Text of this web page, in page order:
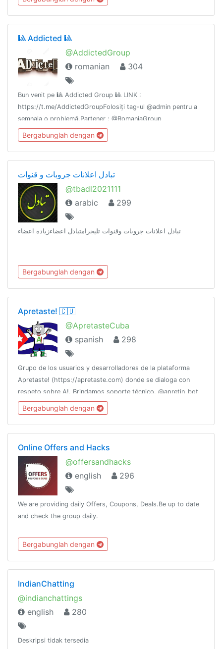
🎱 Addicted 🎱
@AddictedGroup
romanian
304
Bun venit pe 🎱 Addicted Group 🎱 LINK :
https://t.me/AddictedGroupFolosiți tag-ul @admin pentru a
semnala o problemă.Partener : @RomaniaGroup
Bergabunglah dengan
تبادل اعلانات جروبات و قنوات
@tbadl2021111
arabic
299
تبادل اعلانات جروبات وقنوات تليجرامتبادل اعضاءزياده اعضاء
Bergabunglah dengan
Apretaste! 🇨🇺
@ApretasteCuba
spanish
298
Grupo de los usuarios y desarrolladores de la plataforma
Apretaste! (https://apretaste.com) donde se dialoga con
respeto sobre A!. Brindamos soporte técnico. @apretin_bot
es parte del grupo y @apretaste es el canal de noticias.
Bergabunglah dengan
Online Offers and Hacks
@offersandhacks
english
296
We are providing daily Offers, Coupons, Deals.Be up to date
and check the group daily.
Bergabunglah dengan
IndianChatting
@indianchattings
english
280
Deskripsi tidak tersedia